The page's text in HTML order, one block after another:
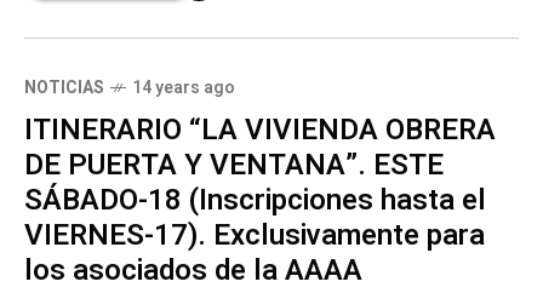
NOTICIAS 14 years ago
ITINERARIO “LA VIVIENDA OBRERA
DE PUERTA Y VENTANA”. ESTE
SÁBADO-18 (Inscripciones hasta el
VIERNES-17). Exclusivamente para
los asociados de la AAAA